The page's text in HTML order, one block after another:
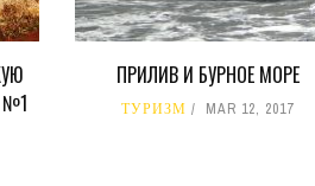
№1
ПРИЛИВ И БУРНОЕ МОРЕ
ТУРИЗМ MAR 12, 2017